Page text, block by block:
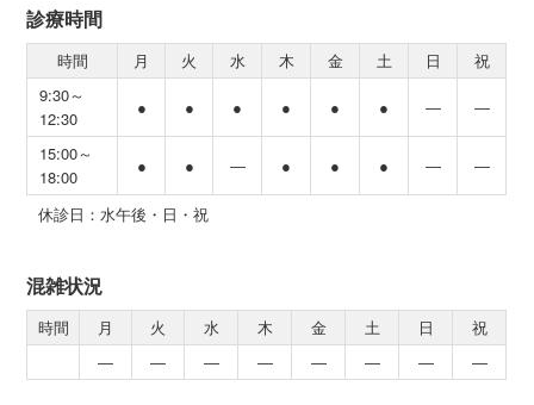
診療時間
時間 月 火 水 木 金 土 日
祝
9:30～
12:30
● ● ● ● ● ● ― ―
15:00～
18:00
● ● ― ● ● ● ― ―
休診日：水午後・日・祝
混雑状況
時間 月 火 水 木 金 土 日
祝
―
― ― ― ― ― ― ―